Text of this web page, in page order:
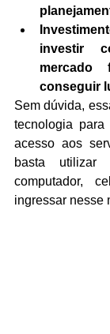
investir
mercado
conseguir
Sem dúvida,
tecnologia
acesso aos
basta
computador,
ingressar nesse